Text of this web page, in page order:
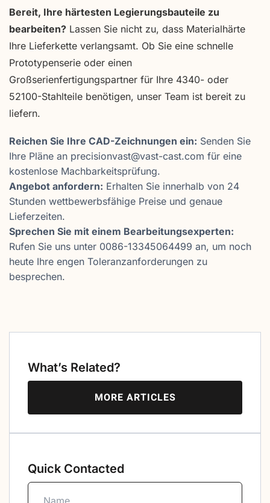
Bereit, Ihre härtesten Legierungsbauteile zu
bearbeiten? Lassen Sie nicht zu, dass Materialhärte
Ihre Lieferkette verlangsamt. Ob Sie eine schnelle
Prototypenserie oder einen
Großserienfertigungspartner für Ihre 4340- oder
52100-Stahlteile benötigen, unser Team ist bereit zu
liefern.
Reichen Sie Ihre CAD-Zeichnungen ein: Senden Sie
Ihre Pläne an precisionvast@vast-cast.com für eine
kostenlose Machbarkeitsprüfung.
Angebot anfordern: Erhalten Sie innerhalb von 24
Stunden wettbewerbsfähige Preise und genaue
Lieferzeiten.
Sprechen Sie mit einem Bearbeitungsexperten:
Rufen Sie uns unter 0086-13345064499 an, um noch
heute Ihre engen Toleranzanforderungen zu
besprechen.
What’s Related?
MORE ARTICLES
Quick Contacted